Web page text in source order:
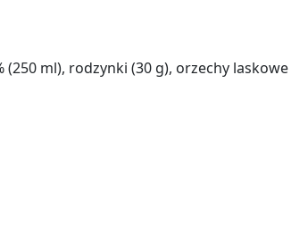
(250 ml), rodzynki (30 g), orzechy laskowe